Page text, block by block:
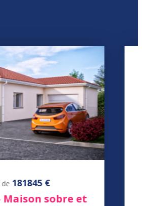
181845 €
Maison sobre et